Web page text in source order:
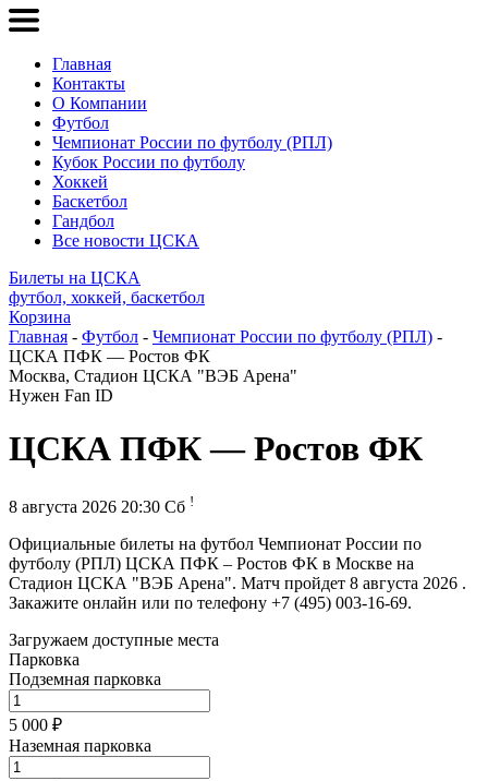
Главная
Контакты
О Компании
Футбол
Чемпионат России по футболу (РПЛ)
Кубок России по футболу
Хоккей
Баскетбол
Гандбол
Все новости ЦСКА
Билеты на ЦСКА
футбол, хоккей, баскетбол
Корзина
Главная - Футбол - Чемпионат России по футболу (РПЛ) -
ЦСКА ПФК — Ростов ФК
Москва, Стадион ЦСКА "ВЭБ Арена"
Нужен Fan ID
ЦСКА ПФК — Ростов ФК
8 августа 2026 20:30 Сб !
Официальные билеты на футбол Чемпионат России по
футболу (РПЛ) ЦСКА ПФК – Ростов ФК в Москве на
Стадион ЦСКА "ВЭБ Арена". Матч пройдет 8 августа 2026 .
Закажите онлайн или по телефону +7 (495) 003-16-69.
Загружаем доступные места
Парковка
Подземная парковка
5 000 ₽
Наземная парковка